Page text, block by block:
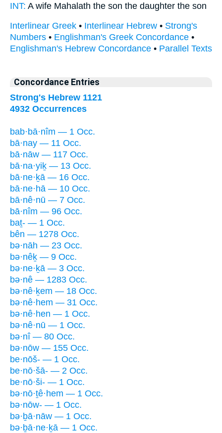
INT: A wife Mahalath the son the daughter the son
Interlinear Greek • Interlinear Hebrew • Strong's
Numbers • Englishman's Greek Concordance •
Englishman's Hebrew Concordance • Parallel Texts
Concordance Entries
Strong's Hebrew 1121
4932 Occurrences
bab·bā·nîm — 1 Occ.
bā·nay — 11 Occ.
bā·nāw — 117 Occ.
bā·na·yiḵ — 13 Occ.
bā·ne·ḵā — 16 Occ.
bā·ne·hā — 10 Occ.
bā·nê·nū — 7 Occ.
bā·nîm — 96 Occ.
baṯ- — 1 Occ.
bên — 1278 Occ.
bə·nāh — 23 Occ.
bə·nêḵ — 9 Occ.
bə·ne·ḵā — 3 Occ.
bə·nê — 1283 Occ.
bə·nê·ḵem — 18 Occ.
bə·nê·hem — 31 Occ.
bə·nê·hen — 1 Occ.
bə·nê·nū — 1 Occ.
bə·nî — 80 Occ.
bə·nōw — 155 Occ.
be·nōš- — 1 Occ.
be·nō·šā- — 2 Occ.
be·nō·ši- — 1 Occ.
bə·nō·ṯê·hem — 1 Occ.
bə·nōw- — 1 Occ.
bə·ḇā·nāw — 1 Occ.
bə·ḇā·ne·ḵā — 1 Occ.